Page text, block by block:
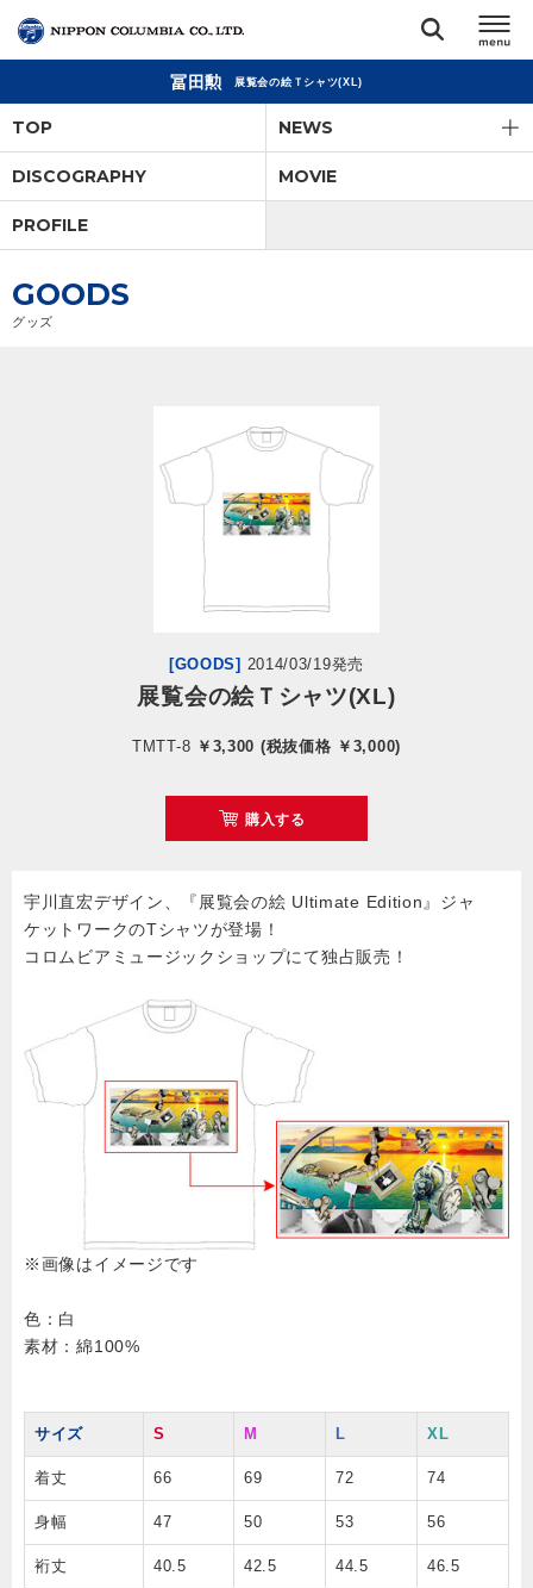
閉じる
アーティスト
ジャンル
閉じる
冨田勲 展覧会の絵Ｔシャツ(XL)
TOP NEWS
DISCOGRAPHY MOVIE
PROFILE
GOODS
グッズ
[GOODS] 2014/03/19発売
展覧会の絵Ｔシャツ(XL)
TMTT-8 ￥3,300 (税抜価格 ￥3,000)
購入する
宇川直宏デザイン、『展覧会の絵 Ultimate Edition』ジャ
ケットワークのTシャツが登場！
コロムビアミュージックショップにて独占販売！
※画像はイメージです
色：白
素材：綿100%
サイズ S M L XL
着丈 66 69 72 74
身幅 47 50 53 56
裄丈 40.5 42.5 44.5 46.5